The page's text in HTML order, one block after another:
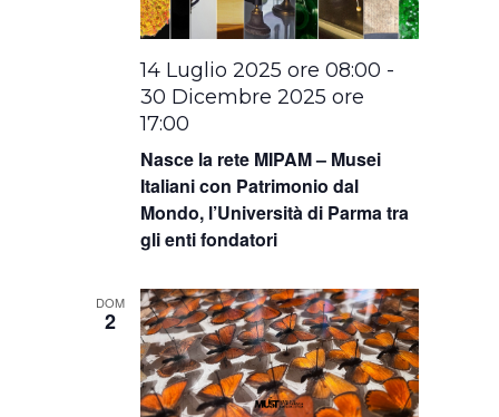
Nasce la rete MIPAM – Musei
Italiani con Patrimonio dal
Mondo, l’Università di Parma tra
gli enti fondatori
14 Luglio 2025 ore 08:00 -
30 Dicembre 2025 ore
17:00
DOM
2